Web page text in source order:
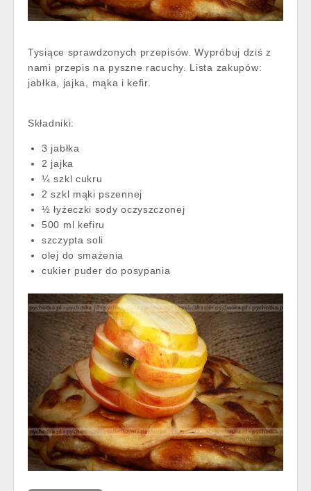
Tysiące sprawdzonych przepisów. Wypróbuj dziś z
nami przepis na pyszne racuchy. Lista zakupów:
jabłka, jajka, mąka i kefir.
Składniki:
3 jabłka
2 jajka
¼ szkl cukru
2 szkl mąki pszennej
½ łyżeczki sody oczyszczonej
500 ml kefiru
szczypta soli
olej do smażenia
cukier puder do posypania